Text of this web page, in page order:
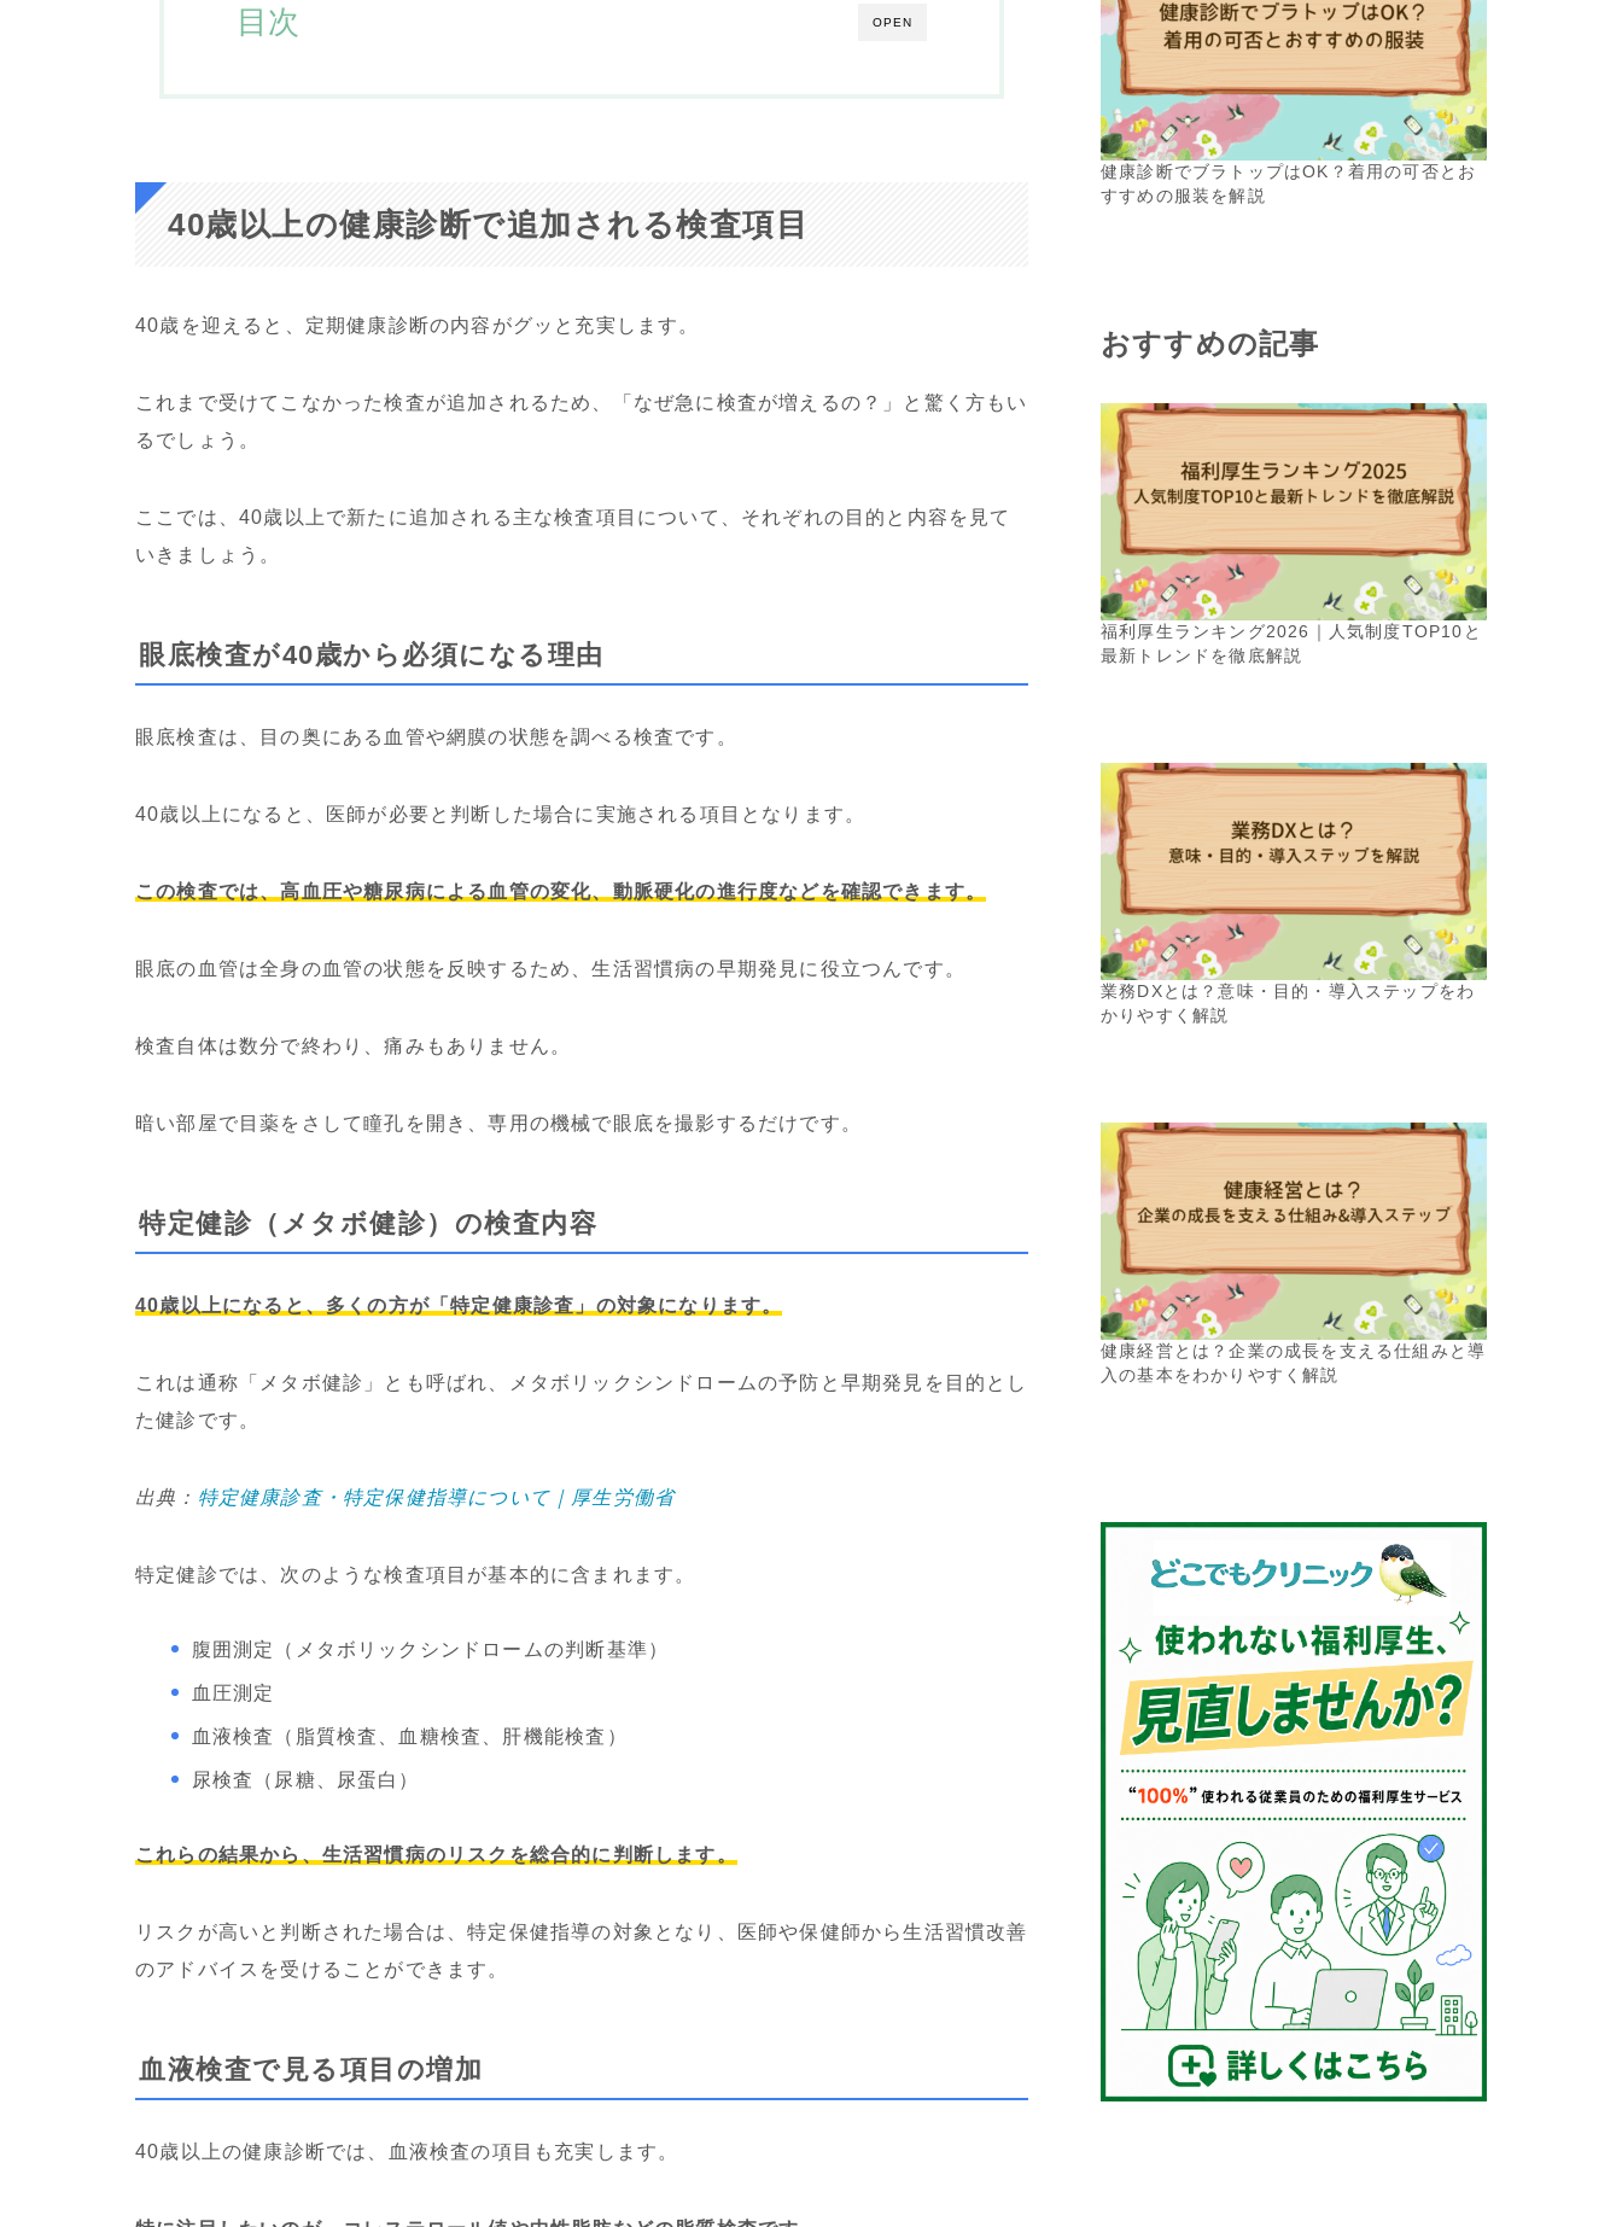
OPEN
目次
40歳以上の健康診断で追加される検査項目
40歳を迎えると、定期健康診断の内容がグッと充実します。
これまで受けてこなかった検査が追加されるため、「なぜ急に検査が増えるの？」と驚く方もい
るでしょう。
ここでは、40歳以上で新たに追加される主な検査項目について、それぞれの目的と内容を見て
いきましょう。
眼底検査が40歳から必須になる理由
眼底検査は、目の奥にある血管や網膜の状態を調べる検査です。
40歳以上になると、医師が必要と判断した場合に実施される項目となります。
この検査では、高血圧や糖尿病による血管の変化、動脈硬化の進行度などを確認できます。
眼底の血管は全身の血管の状態を反映するため、生活習慣病の早期発見に役立つんです。
検査自体は数分で終わり、痛みもありません。
暗い部屋で目薬をさして瞳孔を開き、専用の機械で眼底を撮影するだけです。
特定健診（メタボ健診）の検査内容
40歳以上になると、多くの方が「特定健康診査」の対象になります。
これは通称「メタボ健診」とも呼ばれ、メタボリックシンドロームの予防と早期発見を目的とし
た健診です。
出典： 特定健康診査・特定保健指導について｜厚生労働省
特定健診では、次のような検査項目が基本的に含まれます。
腹囲測定（メタボリックシンドロームの判断基準）
血圧測定
血液検査（脂質検査、血糖検査、肝機能検査）
尿検査（尿糖、尿蛋白）
これらの結果から、生活習慣病のリスクを総合的に判断します。
リスクが高いと判断された場合は、特定保健指導の対象となり、医師や保健師から生活習慣改善
のアドバイスを受けることができます。
血液検査で見る項目の増加
40歳以上の健康診断では、血液検査の項目も充実します。
健康診断でブラトップはOK？着用の可否とお
すすめの服装を解説
おすすめの記事
福利厚生ランキング2026｜人気制度TOP10と
最新トレンドを徹底解説
業務DXとは？意味・目的・導入ステップをわ
かりやすく解説
健康経営とは？企業の成長を支える仕組みと導
入の基本をわかりやすく解説